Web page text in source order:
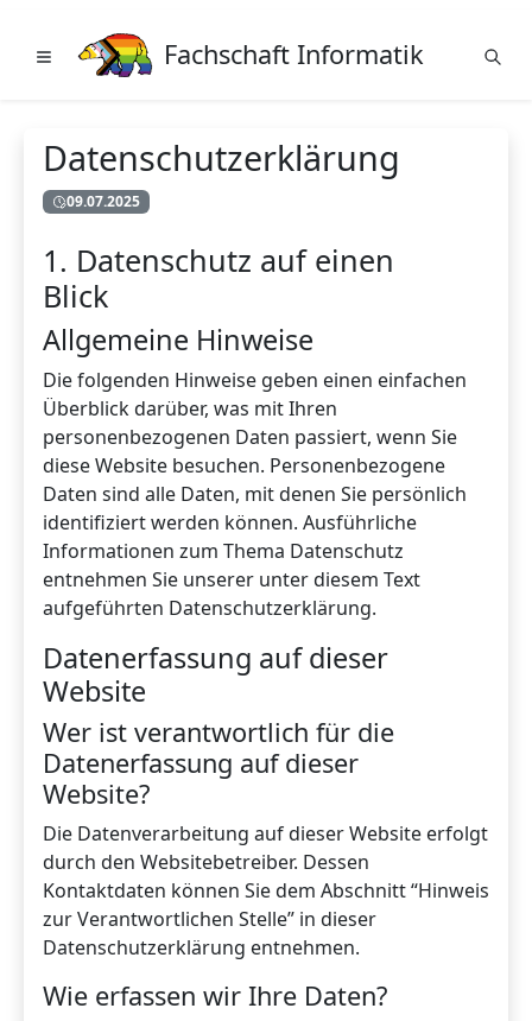
Fachschaft Informatik
Datenschutzerklärung
09.07.2025
1. Datenschutz auf einen
Blick
Allgemeine Hinweise
Die folgenden Hinweise geben einen einfachen
Überblick darüber, was mit Ihren
personenbezogenen Daten passiert, wenn Sie
diese Website besuchen. Personenbezogene
Daten sind alle Daten, mit denen Sie persönlich
identifiziert werden können. Ausführliche
Informationen zum Thema Datenschutz
entnehmen Sie unserer unter diesem Text
aufgeführten Datenschutzerklärung.
Datenerfassung auf dieser
Website
Wer ist verantwortlich für die
Datenerfassung auf dieser
Website?
Die Datenverarbeitung auf dieser Website erfolgt
durch den Websitebetreiber. Dessen
Kontaktdaten können Sie dem Abschnitt “Hinweis
zur Verantwortlichen Stelle” in dieser
Datenschutzerklärung entnehmen.
Wie erfassen wir Ihre Daten?